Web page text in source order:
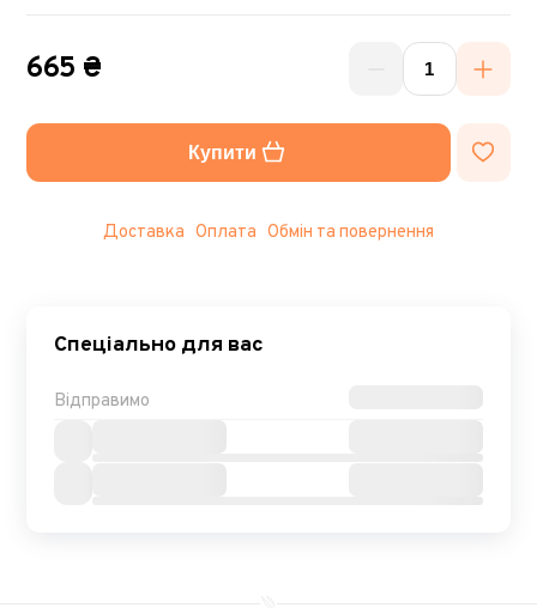
665 ₴
Купити
Доставка Оплата Обмін та повернення
Спеціально для вас
Відправимо